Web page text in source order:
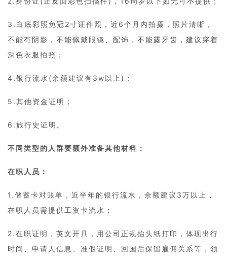
3.白底彩照免冠2寸证件照，近6个月内拍摄，照片清晰，
不能有阴影，不能佩戴眼镜、配饰，不能露牙齿，建议穿着
深色衣服拍照；
4.银行流水(余额建议有3w以上)；
5.其他资金证明；
6.旅行史证明。
不同类型的人群要额外准备其他材料：
在职人员：
1.储蓄卡对账单，近半年的银行流水，余额建议3万以上，
在职人员需提供工资卡流水；
2.在职证明，英文开具，用公司正规抬头纸打印，体现出行
时间、申请人信息、准假证明、回国后保留雇佣关系等，领